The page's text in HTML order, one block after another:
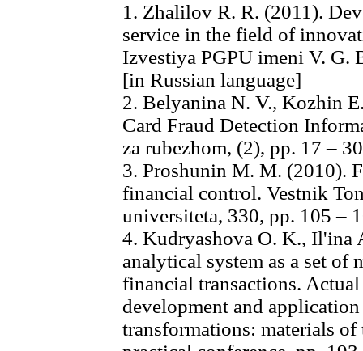
1. Zhalilov R. R. (2011).
service in the field of
Izvestiya PGPU imeni V. G.
[in Russian language]
2. Belyanina N. V., Kozhin
Card Fraud Detection
za rubezhom, (2), pp. 17 –
3. Proshunin M. M. (2010).
financial control. Vestnik
universiteta, 330, pp. 105 –
4. Kudryashova O. K., Il'ina
analytical system as a set of
financial transactions.
development and
transformations: materials